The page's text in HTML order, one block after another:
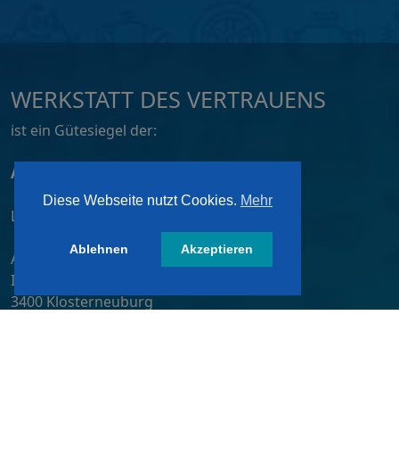
WERKSTATT DES VERTRAUENS
ist ein Gütesiegel der:
ATZ AG, Dortmund
Lizensiert von:
A&W-Verlag GmbH
Inkustraße 1-7 / Stiege 4 / 2. OG
3400 Klosterneuburg
Diese Webseite nutzt Cookies. Mehr
Ablehnen Akzeptieren